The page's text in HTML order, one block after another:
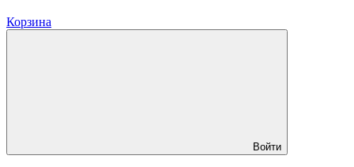
Корзина
Войти